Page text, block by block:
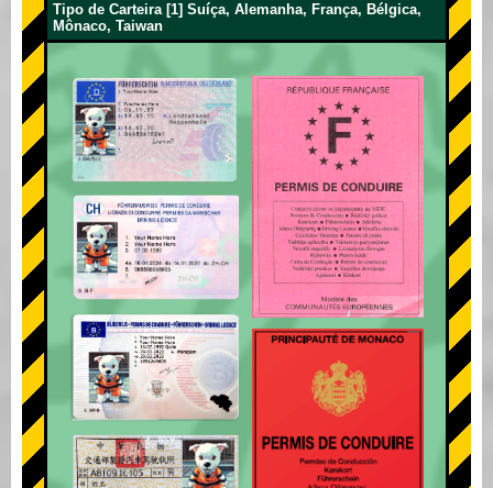
Tipo de Carteira [1] Suíça, Alemanha, França, Bélgica,
Mônaco, Taiwan